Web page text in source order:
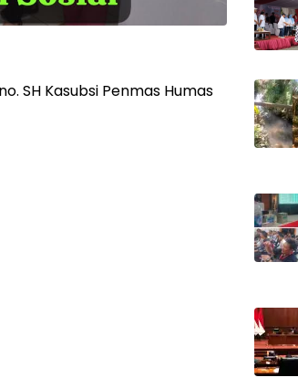
SH Kasubsi Penmas Humas